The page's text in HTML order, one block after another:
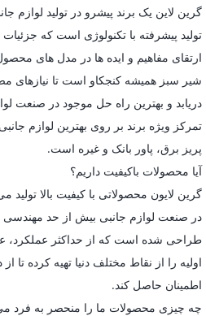
گرین لاین یک برند پیشرو در تولید
تولید پیشرفته با تکنولوژی است که جزئیات
شیر سبز همیشه کنجکاو است تا نیازهای
دریابد و بهترین راه حل موجود در صنعت
تمرکز ویژه برند بر روی بهترین لوازم
پریز برق، پاور بانک و غیره است.
آیا محصولات باکیفیت داریم؟
گرین لایون محصولاتی با کیفیت بالا تولید
در صنعت لوازم جانبی بیش از حد
طراحی شده است که از حداکثر عملکرد،
اولیه را از نقاط مختلف دنیا تهیه کرده تا
اطمینان حاصل کند.
چه چیزی محصولات ما را منحصر به فرد